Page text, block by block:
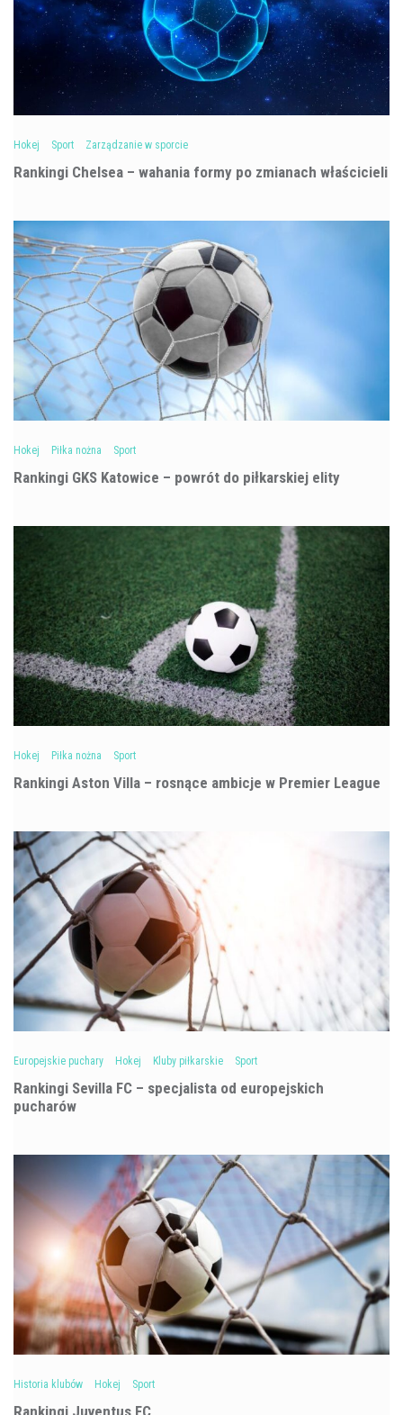
Hokej Sport Zarządzanie w sporcie
Rankingi Chelsea – wahania formy po zmianach właścicieli
Hokej Piłka nożna Sport
Rankingi GKS Katowice – powrót do piłkarskiej elity
Hokej Piłka nożna Sport
Rankingi Aston Villa – rosnące ambicje w Premier League
Europejskie puchary Hokej Kluby piłkarskie Sport
Rankingi Sevilla FC – specjalista od europejskich
pucharów
Historia klubów Hokej Sport